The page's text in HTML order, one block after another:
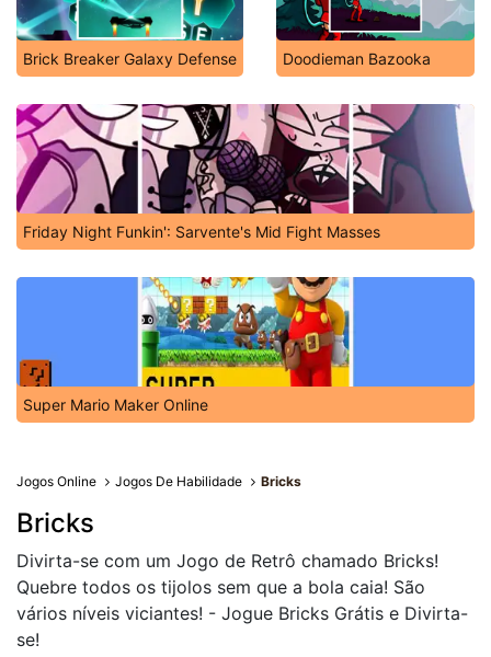
Brick Breaker Galaxy Defense Doodieman Bazooka
Friday Night Funkin': Sarvente's Mid Fight Masses
Super Mario Maker Online
Jogos Online Jogos De Habilidade Bricks
Bricks
Divirta-se com um Jogo de Retrô chamado Bricks!
Quebre todos os tijolos sem que a bola caia! São
vários níveis viciantes! - Jogue Bricks Grátis e Divirta-
se!